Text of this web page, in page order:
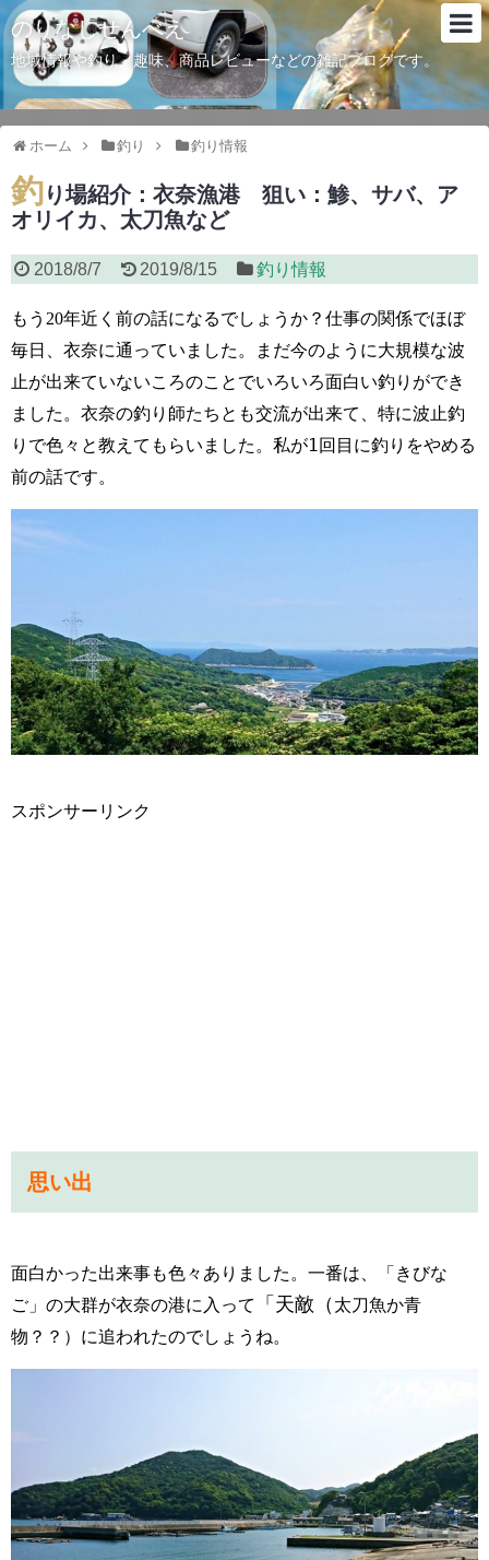
のりなしせんべえ
地域情報や釣り、趣味、商品レビューなどの雑記ブログです。
ホーム 釣り 釣り情報
釣り場紹介：衣奈漁港 狙い：鯵、サバ、ア
オリイカ、太刀魚など
2018/8/7 2019/8/15 釣り情報
もう 20年近く 前の話になるでしょうか？仕事の関係でほぼ
毎日、衣奈に通っていました。まだ今のように大規模な波
止が出来ていないころのことでいろいろ面白い釣りができ
ました。衣奈の釣り師たちとも交流が出来て、特に波止釣
りで色々と教えてもらいました。私が1回目に釣りをやめる
前の話です。
スポンサーリンク
思い出
面白かった出来事も色々ありました。一番は、「きびな
ご」の大群が衣奈の港に入って
「天敵（ 太刀魚か青
物？？）に追われたのでしょうね。